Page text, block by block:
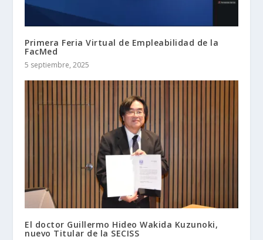
Primera Feria Virtual de Empleabilidad de la
FacMed
5 septiembre, 2025
El doctor Guillermo Hideo Wakida Kuzunoki,
nuevo Titular de la SECISS